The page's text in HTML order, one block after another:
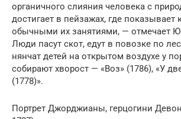
органичного слияния человека с
достигает в пейзажах, где показывает
обычными их занятиями, — отмечает
Люди пасут скот, едут в повозке по
нянчат детей на открытом воздухе у
собирают хворост — «Воз» (1786), «У
(1778)».
Портрет Джорджианы, герцогини